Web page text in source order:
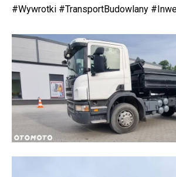
#Wywrotki #TransportBudowlany